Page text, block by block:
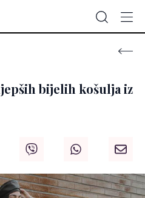
bijelih košulja iz